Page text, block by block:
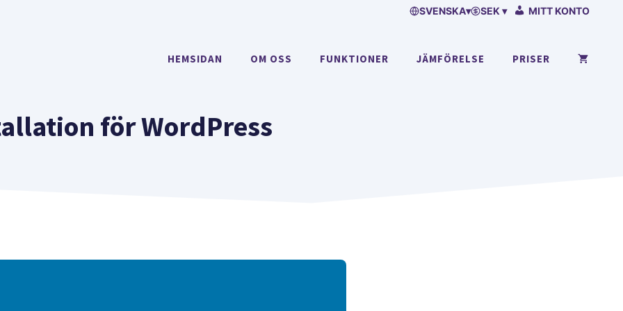
SVENSKA▾ SEK ▾ MITT KONTO
HEMSIDAN OM OSS FUNKTIONER JÄMFÖRELSE PRISER
för WordPress